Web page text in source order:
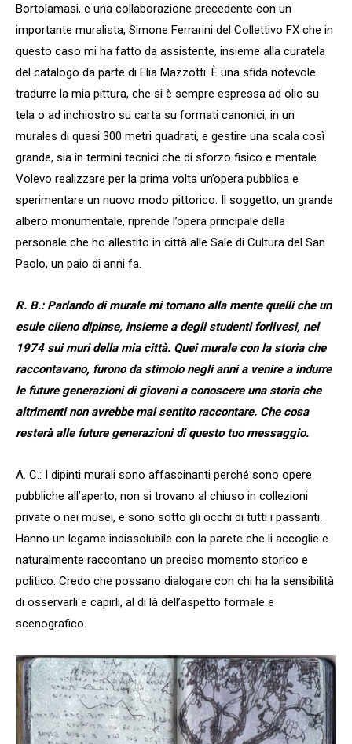
Bortolamasi, e una collaborazione precedente con un
importante muralista, Simone Ferrarini del Collettivo FX che in
questo caso mi ha fatto da assistente, insieme alla curatela
del catalogo da parte di Elia Mazzotti. È una sfida notevole
tradurre la mia pittura, che si è sempre espressa ad olio su
tela o ad inchiostro su carta su formati canonici, in un
murales di quasi 300 metri quadrati, e gestire una scala così
grande, sia in termini tecnici che di sforzo fisico e mentale.
Volevo realizzare per la prima volta un’opera pubblica e
sperimentare un nuovo modo pittorico. Il soggetto, un grande
albero monumentale, riprende l’opera principale della
personale che ho allestito in città alle Sale di Cultura del San
Paolo, un paio di anni fa.
R. B.: Parlando di murale mi tornano alla mente quelli che un
esule cileno dipinse, insieme a degli studenti forlivesi, nel
1974 sui muri della mia città. Quei murale con la storia che
raccontavano, furono da stimolo negli anni a venire a indurre
le future generazioni di giovani a conoscere una storia che
altrimenti non avrebbe mai sentito raccontare. Che cosa
resterà alle future generazioni di questo tuo messaggio.
A. C.: I dipinti murali sono affascinanti perché sono opere
pubbliche all’aperto, non si trovano al chiuso in collezioni
private o nei musei, e sono sotto gli occhi di tutti i passanti.
Hanno un legame indissolubile con la parete che li accoglie e
naturalmente raccontano un preciso momento storico e
politico. Credo che possano dialogare con chi ha la sensibilità
di osservarli e capirli, al di là dell’aspetto formale e
scenografico.